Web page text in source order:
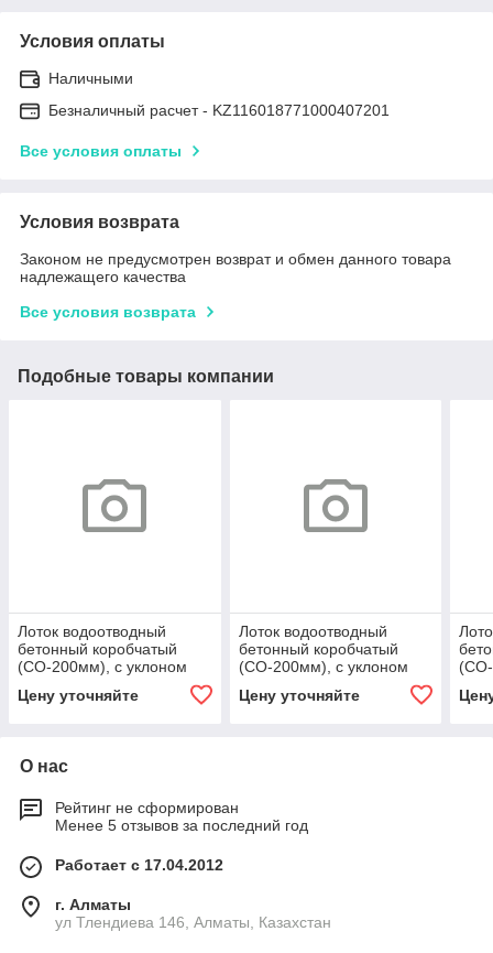
Условия оплаты
Наличными
Безналичный расчет - KZ116018771000407201
Все условия оплаты
Условия возврата
Законом не предусмотрен возврат и обмен данного товара
надлежащего качества
Все условия возврата
Подобные товары компании
Лоток водоотводный
бетонный коробчатый
(СО-200мм), с уклоном
100.29,8(20).39(32) - BGU,
Цену уточняйте
Лоток водоотводный
бетонный коробчатый
(СО-200мм), с уклоном
100.29,8(20).37(30) - BGU,
Цену уточняйте
(СО-
О нас
Рейтинг не сформирован
Менее 5 отзывов за последний год
Работает с 17.04.2012
г. Алматы
ул Тлендиева 146, Алматы, Казахстан